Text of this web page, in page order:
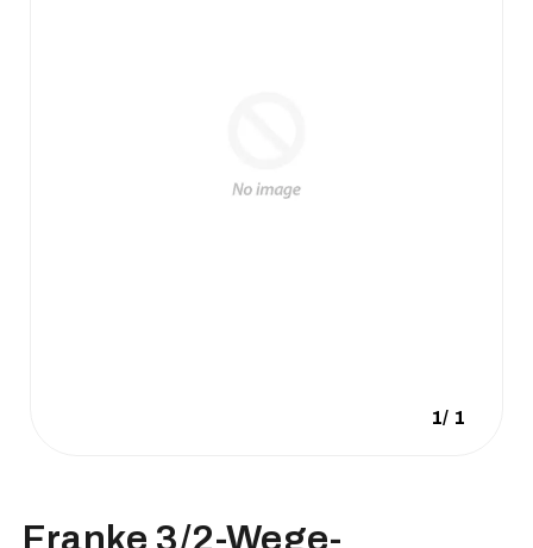
1/ 1
Franke 3/2-Wege-